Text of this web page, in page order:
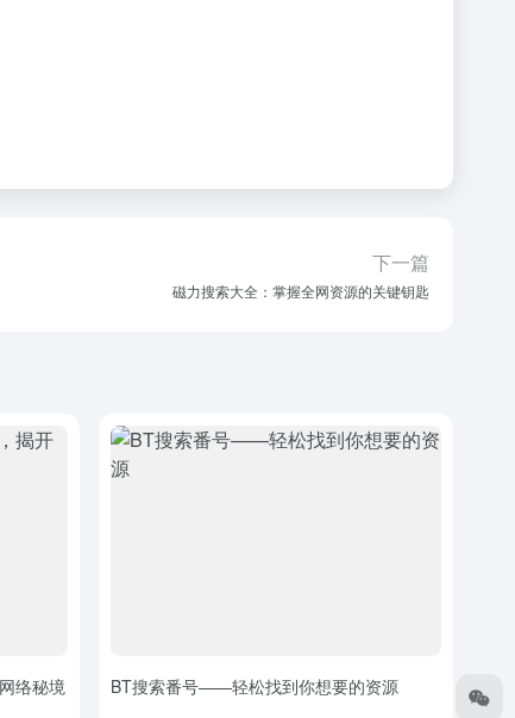
下一篇
磁力搜索大全：掌握全网资源的关键钥匙
络秘境
BT搜索番号——轻松找到你想要的资源